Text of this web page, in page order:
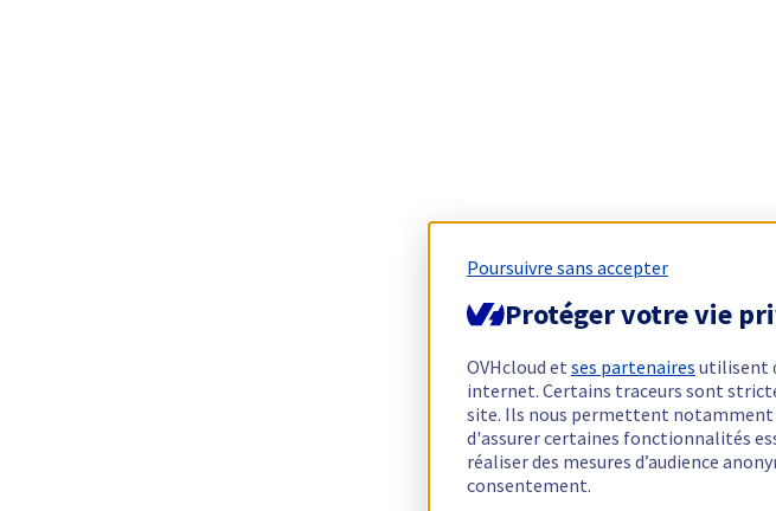
Poursuivre sans accepter
Protéger votre vie
OVHcloud et ses partenaires utilisent
internet. Certains traceurs sont
site. Ils nous permettent notamment
d'assurer certaines fonctionnalités
réaliser des mesures d’audience
consentement.